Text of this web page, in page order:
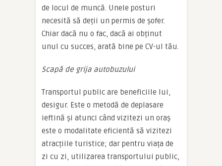
de locul de muncă. Unele posturi
necesită să deții un permis de șofer.
Chiar dacă nu o fac, dacă ai obținut
unul cu succes, arată bine pe CV-ul tău.
Scapă de grija autobuzului
Transportul public are beneficiile lui,
desigur. Este o metodă de deplasare
ieftină și atunci când vizitezi un oraș
este o modalitate eficientă să vizitezi
atracțiile turistice; dar pentru viața de
zi cu zi, utilizarea transportului public,